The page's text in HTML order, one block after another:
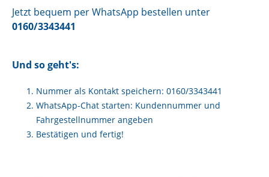
Jetzt bequem per WhatsApp bestellen unter
0160/3343441
Und so geht's:
Nummer als Kontakt speichern: 0160/3343441
WhatsApp-Chat starten: Kundennummer und
Fahrgestellnummer angeben
Bestätigen und fertig!